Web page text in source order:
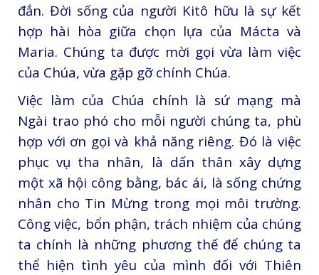
đắn. Đời sống của người Kitô hữu là sự kết
hợp hài hòa giữa chọn lựa của Mácta và
Maria. Chúng ta được mời gọi vừa làm việc
của Chúa, vừa gặp gỡ chính Chúa.
Việc làm của Chúa chính là sứ mạng mà
Ngài trao phó cho mỗi người chúng ta, phù
hợp với ơn gọi và khả năng riêng. Đó là việc
phục vụ tha nhân, là dấn thân xây dựng
một xã hội công bằng, bác ái, là sống chứng
nhân cho Tin Mừng trong mọi môi trường.
Công việc, bổn phận, trách nhiệm của chúng
ta chính là những phương thế để chúng ta
thể hiện tình yêu của mình đối với Thiên